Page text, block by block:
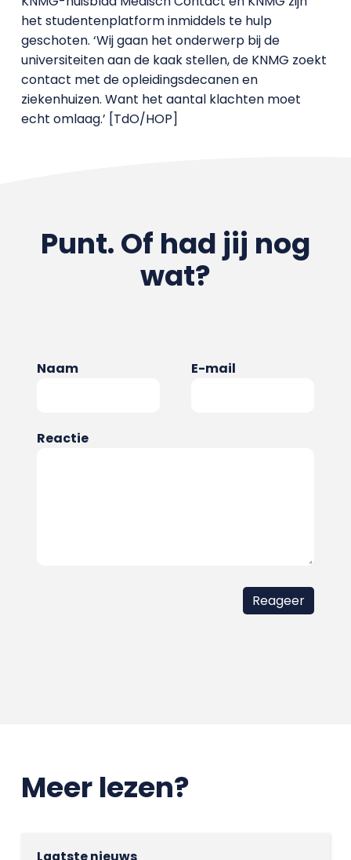
het studentenplatform inmiddels te hulp
geschoten. ‘Wij gaan het onderwerp bij de
universiteiten aan de kaak stellen, de KNMG zoekt
contact met de opleidingsdecanen en
ziekenhuizen. Want het aantal klachten moet
echt omlaag.’ [TdO/HOP]
Punt. Of had jij nog
wat?
Naam E-mail
Reactie
Meer lezen?
Laatste nieuws